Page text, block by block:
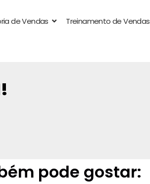
de Vendas Treinamento de Vendas
pode gostar: